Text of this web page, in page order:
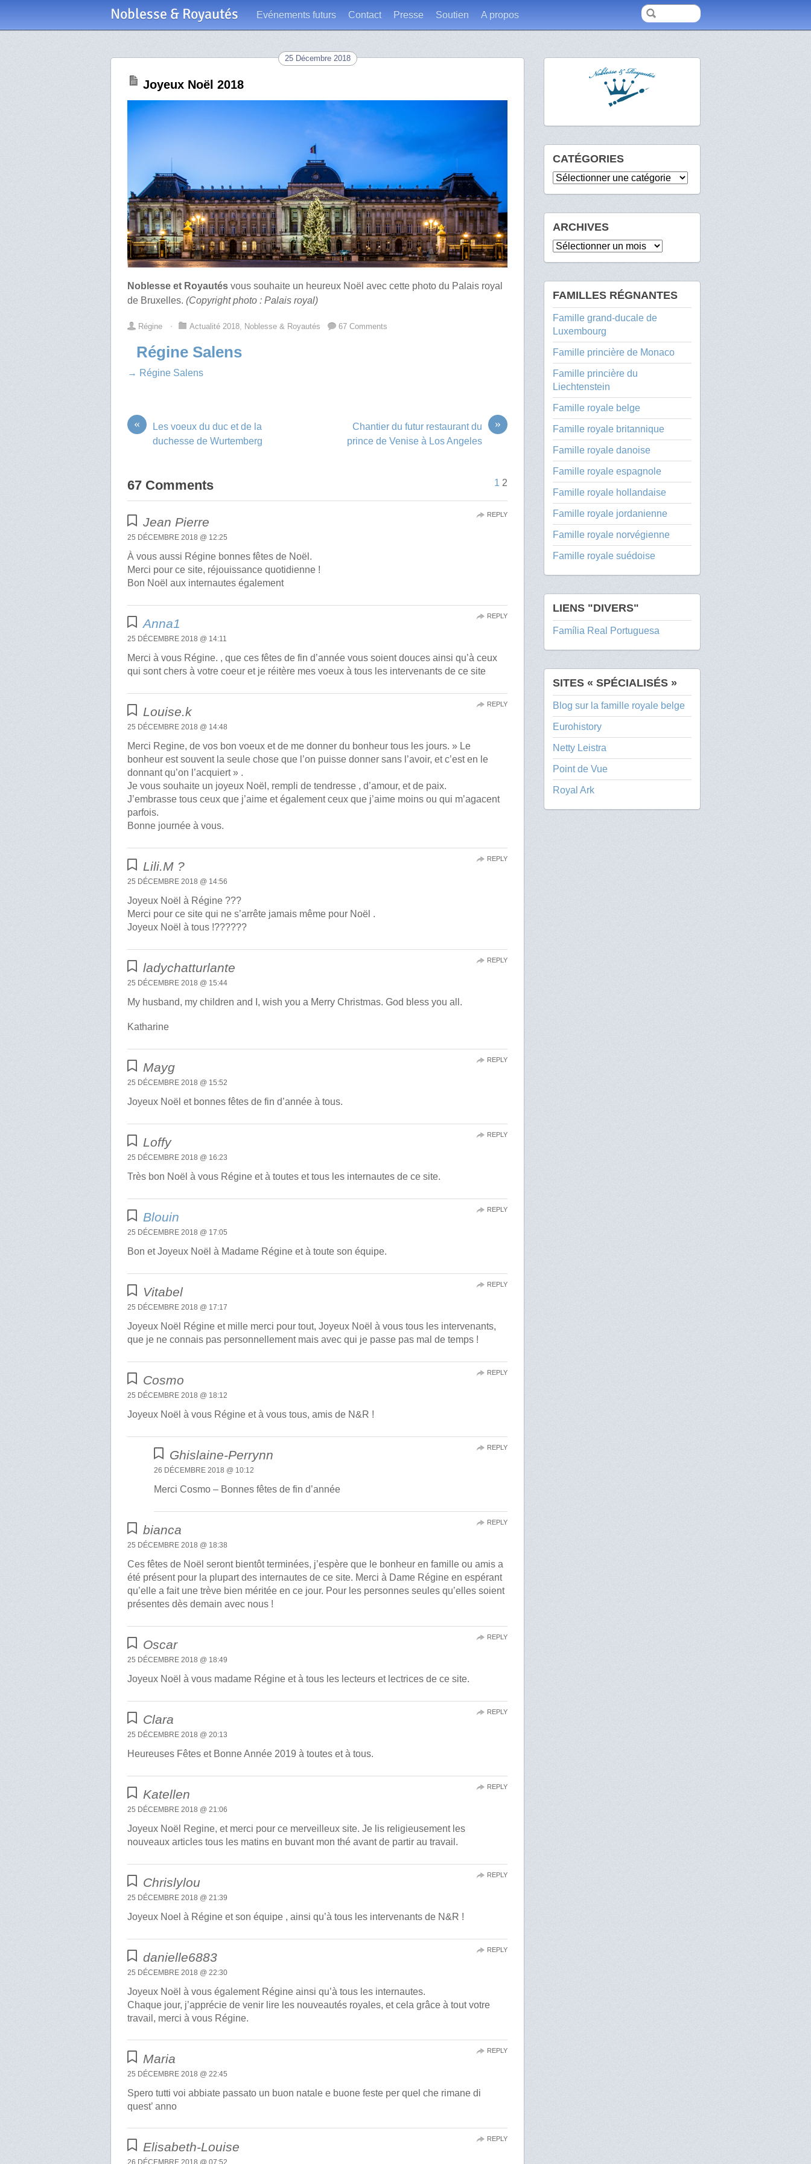
Noblesse & Royautés Evénements futurs Contact Presse Soutien A propos
25 Décembre 2018
Joyeux Noël 2018
Noblesse et Royautés vous souhaite un heureux Noël avec cette photo du Palais royal
de Bruxelles. (Copyright photo : Palais royal)
Régine ⋅ Actualité 2018 Noblesse & Royautés 67 Comments
Régine Salens
→ Régine Salens
«
Les voeux du duc et de la
duchesse de Wurtemberg
»
Chantier du futur restaurant du
prince de Venise à Los Angeles
67 Comments 1 2
Jean Pierre
25 DÉCEMBRE 2018 @ 12:25
À vous aussi Régine bonnes fêtes de Noël.
Merci pour ce site, réjouissance quotidienne !
Bon Noël aux internautes également
REPLY
Anna1
25 DÉCEMBRE 2018 @ 14:11
Merci à vous Régine. , que ces fêtes de fin d’année vous soient douces ainsi qu’à ceux
qui sont chers à votre coeur et je réitère mes voeux à tous les intervenants de ce site
REPLY
Louise.k
25 DÉCEMBRE 2018 @ 14:48
Merci Regine, de vos bon voeux et de me donner du bonheur tous les jours. » Le
bonheur est souvent la seule chose que l’on puisse donner sans l’avoir, et c’est en le
donnant qu’on l’acquiert » .
Je vous souhaite un joyeux Noël, rempli de tendresse , d’amour, et de paix.
J’embrasse tous ceux que j’aime et également ceux que j’aime moins ou qui m’agacent
parfois.
Bonne journée à vous.
REPLY
Lili.M ?
25 DÉCEMBRE 2018 @ 14:56
Joyeux Noël à Régine ???
Merci pour ce site qui ne s’arrête jamais même pour Noël .
Joyeux Noël à tous !??????
REPLY
ladychatturlante
25 DÉCEMBRE 2018 @ 15:44
My husband, my children and I, wish you a Merry Christmas. God bless you all.
Katharine
REPLY
Mayg
25 DÉCEMBRE 2018 @ 15:52
Joyeux Noël et bonnes fêtes de fin d’année à tous.
REPLY
Loffy
25 DÉCEMBRE 2018 @ 16:23
Très bon Noël à vous Régine et à toutes et tous les internautes de ce site.
REPLY
Blouin
25 DÉCEMBRE 2018 @ 17:05
Bon et Joyeux Noël à Madame Régine et à toute son équipe.
REPLY
Vitabel
25 DÉCEMBRE 2018 @ 17:17
Joyeux Noël Régine et mille merci pour tout, Joyeux Noël à vous tous les intervenants,
que je ne connais pas personnellement mais avec qui je passe pas mal de temps !
REPLY
Cosmo
25 DÉCEMBRE 2018 @ 18:12
Joyeux Noël à vous Régine et à vous tous, amis de N&R !
REPLY
Ghislaine-Perrynn
26 DÉCEMBRE 2018 @ 10:12
Merci Cosmo – Bonnes fêtes de fin d’année
REPLY
bianca
25 DÉCEMBRE 2018 @ 18:38
Ces fêtes de Noël seront bientôt terminées, j’espère que le bonheur en famille ou amis a
été présent pour la plupart des internautes de ce site. Merci à Dame Régine en espérant
qu’elle a fait une trève bien méritée en ce jour. Pour les personnes seules qu’elles soient
présentes dès demain avec nous !
REPLY
Oscar
25 DÉCEMBRE 2018 @ 18:49
Joyeux Noël à vous madame Régine et à tous les lecteurs et lectrices de ce site.
REPLY
Clara
25 DÉCEMBRE 2018 @ 20:13
Heureuses Fêtes et Bonne Année 2019 à toutes et à tous.
REPLY
Katellen
25 DÉCEMBRE 2018 @ 21:06
Joyeux Noël Regine, et merci pour ce merveilleux site. Je lis religieusement les
nouveaux articles tous les matins en buvant mon thé avant de partir au travail.
REPLY
Chrislylou
25 DÉCEMBRE 2018 @ 21:39
Joyeux Noel à Régine et son équipe , ainsi qu’à tous les intervenants de N&R !
REPLY
danielle6883
25 DÉCEMBRE 2018 @ 22:30
Joyeux Noël à vous également Régine ainsi qu’à tous les internautes.
Chaque jour, j’apprécie de venir lire les nouveautés royales, et cela grâce à tout votre
travail, merci à vous Régine.
REPLY
Maria
25 DÉCEMBRE 2018 @ 22:45
Spero tutti voi abbiate passato un buon natale e buone feste per quel che rimane di
quest’ anno
REPLY
Elisabeth-Louise
REPLY
CATÉGORIES
Catégories
ARCHIVES
Archives
FAMILLES RÉGNANTES
Famille grand-ducale de
Luxembourg
Famille princière de Monaco
Famille princière du
Liechtenstein
Famille royale belge
Famille royale britannique
Famille royale danoise
Famille royale espagnole
Famille royale hollandaise
Famille royale jordanienne
Famille royale norvégienne
Famille royale suédoise
LIENS "DIVERS"
Família Real Portuguesa
SITES « SPÉCIALISÉS »
Blog sur la famille royale belge
Eurohistory
Netty Leistra
Point de Vue
Royal Ark